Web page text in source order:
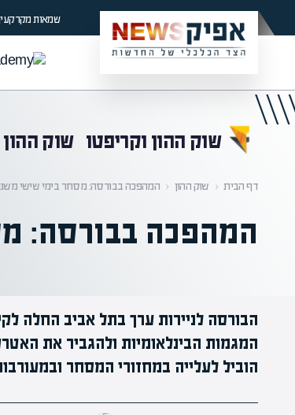
שמאות
שוק ההון וקריפטו שוק ההון
דף הבית ‹ שוק ההון ‹ המהפכה בבורסה: מסחר בימי שישי
המהפכה בבורסה:
הבורסה לניירות ערך בתל אביב החלה
המגמות הבינלאומיות ולהגביר את
הוביל לעלייה במחזורי המסחר